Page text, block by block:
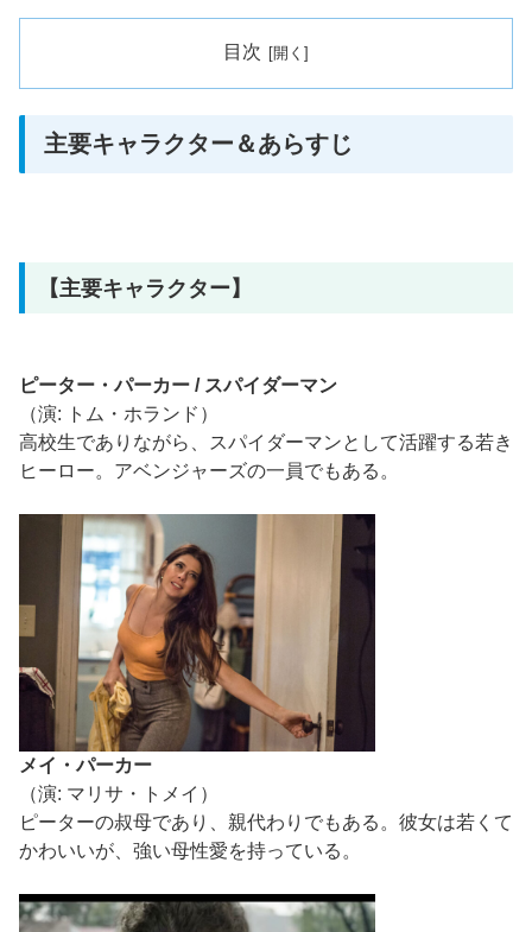
目次
主要キャラクター＆あらすじ
【主要キャラクター】
ピーター・パーカー / スパイダーマン
（演: トム・ホランド）
高校生でありながら、スパイダーマンとして活躍する若き
ヒーロー。アベンジャーズの一員でもある。
メイ・パーカー
（演: マリサ・トメイ）
ピーターの叔母であり、親代わりでもある。彼女は若くて
かわいいが、強い母性愛を持っている。